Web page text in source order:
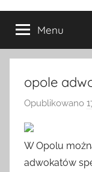
Menu
opole
Opublikowano
W Opolu
adwokatów